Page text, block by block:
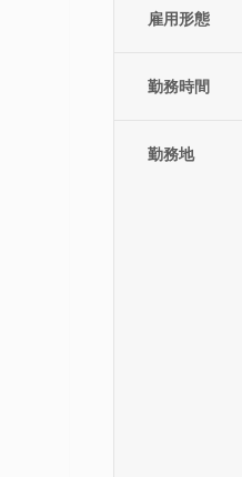
雇用形態
勤務時間
勤務地